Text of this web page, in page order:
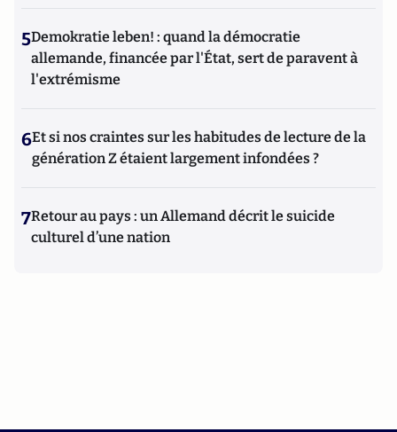
5Demokratie leben! : quand la démocratie
allemande, financée par l'État, sert de paravent à
l'extrémisme
6Et si nos craintes sur les habitudes de lecture de la
génération Z étaient largement infondées ?
7Retour au pays : un Allemand décrit le suicide
culturel d’une nation